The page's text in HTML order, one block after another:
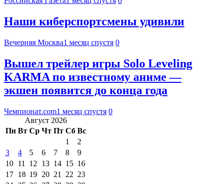
Наши киберспортсмены удивили
Вечерняя Москва1 месяц спустя 0
Вышел трейлер игры Solo Leveling
KARMA по известному аниме —
экшен появится до конца года
Чемпионат.com1 месяц спустя 0
Август 2026
Пн Вт Ср Чт Пт Сб Вс
1
2
3
4 5 6 7 8
9
10 11 12 13 14 15 16
17 18 19 20 21 22 23